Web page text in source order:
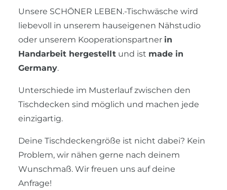
Unsere SCHÖNER LEBEN.-Tischwäsche wird
liebevoll in unserem hauseigenen Nähstudio
oder unserem Kooperationspartner in
Handarbeit hergestellt und ist made in
Germany.
Unterschiede im Musterlauf zwischen den
Tischdecken sind möglich und machen jede
einzigartig.
Deine Tischdeckengröße ist nicht dabei? Kein
Problem, wir nähen gerne nach deinem
Wunschmaß. Wir freuen uns auf deine
Anfrage!